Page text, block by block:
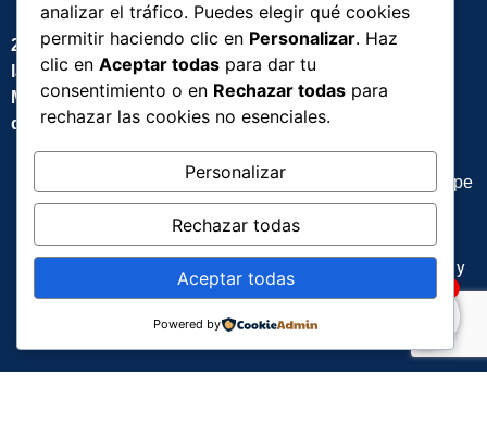
2da Convención Minera de
las Regiones de la
Mancomunidad Regional
de Los Andes
Síguenos en:
Escríbenos:
contacto@andesmin.pe
Centro de exposiciones y
convenciones canaán –
analizar el tráfico. Puedes elegir qué cookies
permitir haciendo clic en Personalizar. Haz
clic en Aceptar todas para dar tu
consentimiento o en Rechazar todas para
rechazar las cookies no esenciales.
Personalizar
Rechazar todas
Aceptar todas
Powered by